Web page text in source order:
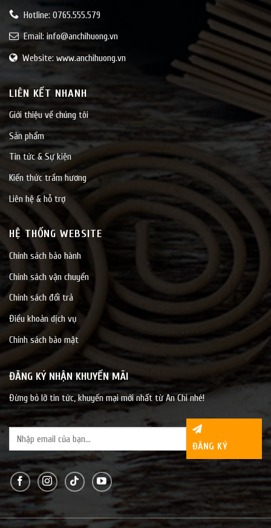
Hotline: 0765.555.579
Email: info@anchihuong.vn
Website: www.anchihuong.vn
LIÊN KẾT NHANH
Giới thiệu về chúng tôi
Sản phẩm
Tin tức & Sự kiện
Kiến thức trầm hương
Liên hệ & hỗ trợ
HỆ THỐNG WEBSITE
Chính sách bảo hành
Chính sách vận chuyển
Chính sách đổi trả
Điều khoản dịch vụ
Chính sách bảo mật
ĐĂNG KÝ NHẬN KHUYẾN MÃI
Đừng bỏ lỡ tin tức, khuyến mại mới nhất từ An Chi nhé!